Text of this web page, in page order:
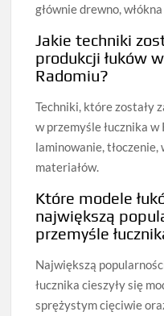
głównie drewno,
Jakie techniki
produkcji łuków
Radomiu?
Techniki, które zostały
w przemyśle łucznika
laminowanie,
materiałów.
Które modele
największą
przemyśle
Największą
łucznika cieszyły się
sprężystym cięciwie